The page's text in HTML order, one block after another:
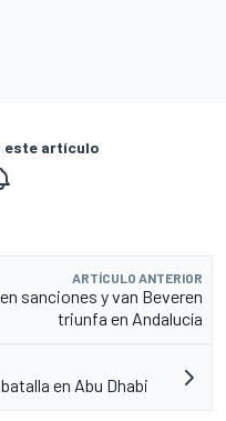
este artículo
ARTÍCULO ANTERIOR
sanciones y van Beveren
triunfa en Andalucía
en Abu Dhabi